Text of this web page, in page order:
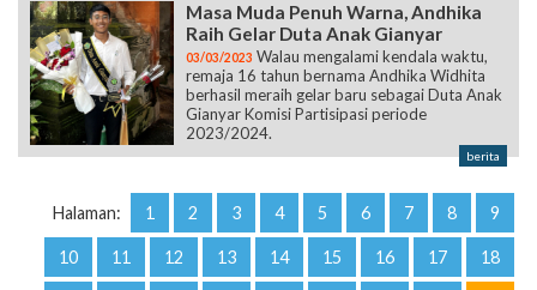
Masa Muda Penuh Warna, Andhika
Raih Gelar Duta Anak Gianyar
03/03/2023 Walau mengalami kendala waktu,
remaja 16 tahun bernama Andhika Widhita
berhasil meraih gelar baru sebagai Duta Anak
Gianyar Komisi Partisipasi periode
2023/2024.
berita
Halaman: 1 2 3 4 5 6 7 8 9
10 11 12 13 14 15 16 17 18